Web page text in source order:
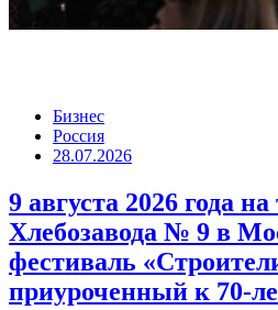
Бизнес
Россия
28.07.2026
9 августа 2026 года
Хлебозавода № 9 в
фестиваль
приуроченный к 70-